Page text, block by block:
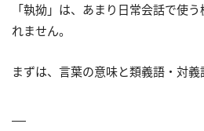
「執拗」は、あまり日常会話で使
れません。
まずは、言葉の意味と類義語・対義